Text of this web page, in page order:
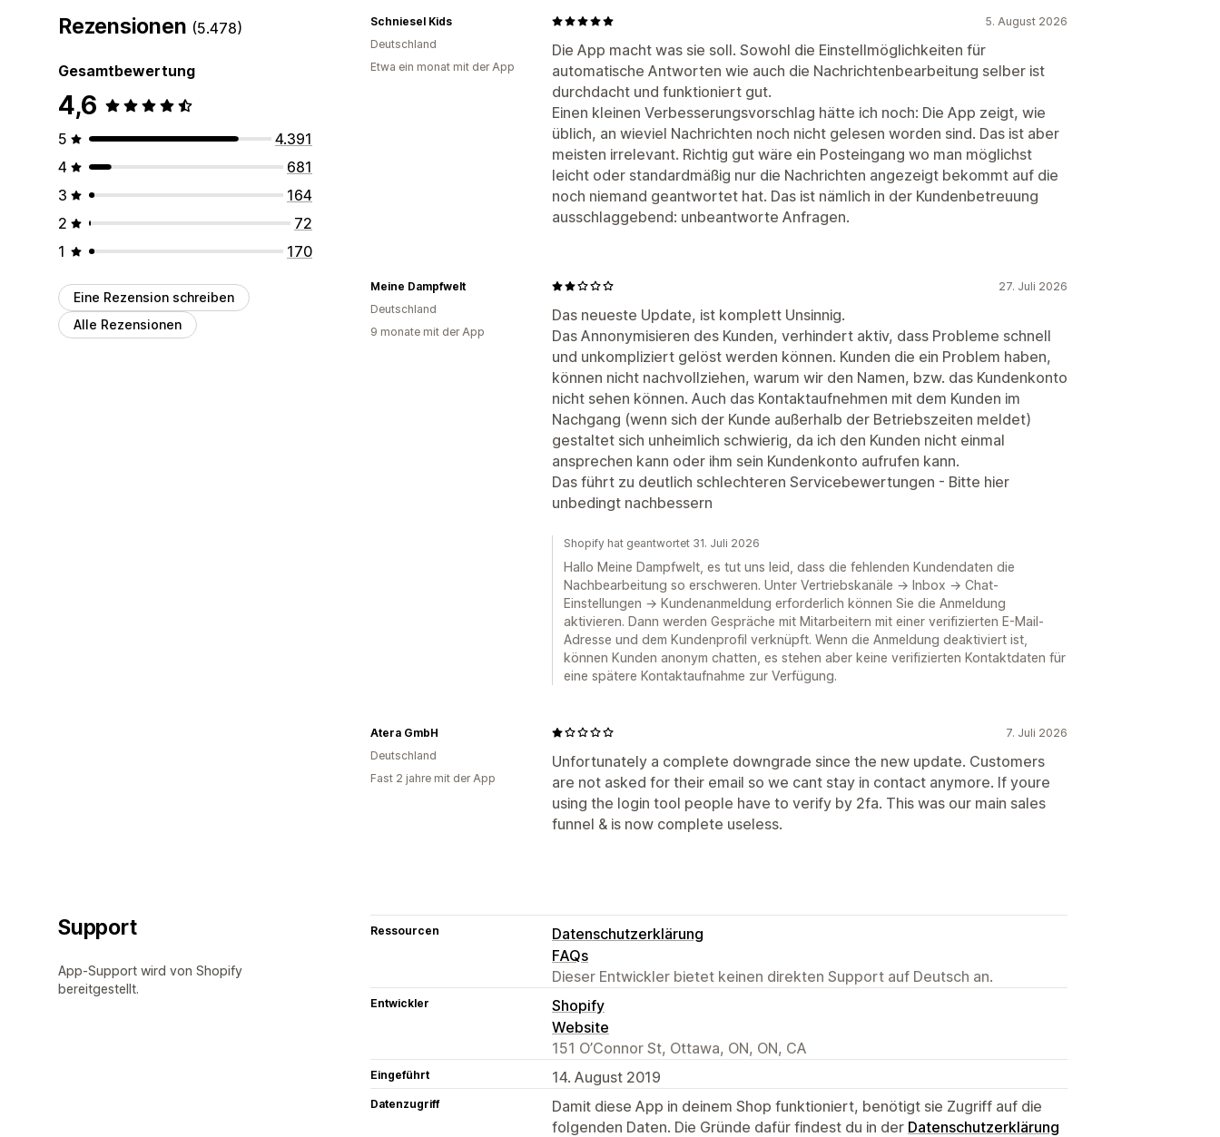
Automatisierte Antworten
Rabatte FAQs Begrüßungen Produktempfehlungen
Schnelle Antworten Bestellupdates
Anpassung
Farbe und Schriftart Chatfenster
Geschäftszeiten
Begrüßungsnachrichten Chatschaltflächen Chatzuweisung Agentavatar
Rezensionen (5.478)
Gesamtbewertung
4,6
5
4.391
4
681
3
164
2
72
1
170
Eine Rezension schreiben
Alle Rezensionen
5. August 2026
Die App macht was sie soll. Sowohl die Einstellmöglichkeiten für
automatische Antworten wie auch die Nachrichtenbearbeitung selber ist
durchdacht und funktioniert gut.
Einen kleinen Verbesserungsvorschlag hätte ich noch: Die App zeigt, wie
üblich, an wieviel Nachrichten noch nicht gelesen worden sind. Das ist aber
meisten irrelevant. Richtig gut wäre ein Posteingang wo man möglichst
leicht oder standardmäßig nur die Nachrichten angezeigt bekommt auf die
noch niemand geantwortet hat. Das ist nämlich in der Kundenbetreuung
ausschlaggebend: unbeantworte Anfragen.
Schniesel Kids
Deutschland
Etwa ein monat mit der App
27. Juli 2026
Das neueste Update, ist komplett Unsinnig.
Das Annonymisieren des Kunden, verhindert aktiv, dass Probleme schnell
und unkompliziert gelöst werden können. Kunden die ein Problem haben,
können nicht nachvollziehen, warum wir den Namen, bzw. das Kundenkonto
nicht sehen können. Auch das Kontaktaufnehmen mit dem Kunden im
Nachgang (wenn sich der Kunde außerhalb der Betriebszeiten meldet)
gestaltet sich unheimlich schwierig, da ich den Kunden nicht einmal
ansprechen kann oder ihm sein Kundenkonto aufrufen kann.
Das führt zu deutlich schlechteren Servicebewertungen - Bitte hier
unbedingt nachbessern
Meine Dampfwelt
Deutschland
9 monate mit der App
Shopify hat geantwortet 31. Juli 2026
Hallo Meine Dampfwelt, es tut uns leid, dass die fehlenden Kundendaten die
Nachbearbeitung so erschweren. Unter Vertriebskanäle → Inbox → Chat-
Einstellungen → Kundenanmeldung erforderlich können Sie die Anmeldung
aktivieren. Dann werden Gespräche mit Mitarbeitern mit einer verifizierten E-Mail-
Adresse und dem Kundenprofil verknüpft. Wenn die Anmeldung deaktiviert ist,
können Kunden anonym chatten, es stehen aber keine verifizierten Kontaktdaten für
eine spätere Kontaktaufnahme zur Verfügung.
7. Juli 2026
Unfortunately a complete downgrade since the new update. Customers
are not asked for their email so we cant stay in contact anymore. If youre
using the login tool people have to verify by 2fa. This was our main sales
funnel & is now complete useless.
Atera GmbH
Deutschland
Fast 2 jahre mit der App
Support
App-Support wird von Shopify
bereitgestellt.
Ressourcen
Datenschutzerklärung
FAQs
Dieser Entwickler bietet keinen direkten Support auf Deutsch an.
Entwickler
Shopify
Website
151 O’Connor St, Ottawa, ON, ON, CA
Eingeführt 14. August 2019
Datenzugriff
Damit diese App in deinem Shop funktioniert, benötigt sie Zugriff auf die
folgenden Daten. Die Gründe dafür findest du in der Datenschutzerklärung